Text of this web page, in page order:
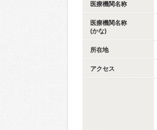
医療機関名称
医療機関名称
(かな)
所在地
アクセス